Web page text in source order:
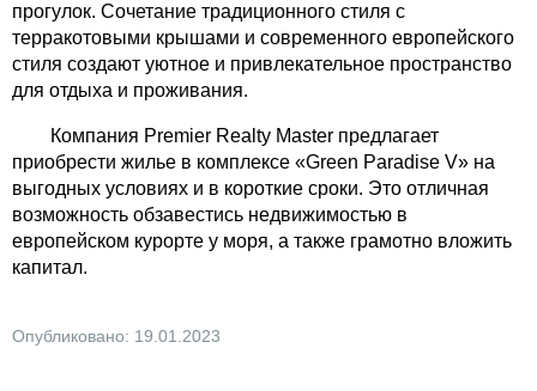
прогулок. Сочетание традиционного стиля с
терракотовыми крышами и современного европейского
стиля создают уютное и привлекательное пространство
для отдыха и проживания.
Компания Premier Realty Master предлагает
приобрести жилье в комплексе «Green Paradise V» на
выгодных условиях и в короткие сроки. Это отличная
возможность обзавестись недвижимостью в
европейском курорте у моря, а также грамотно вложить
капитал.
Опубликовано: 19.01.2023